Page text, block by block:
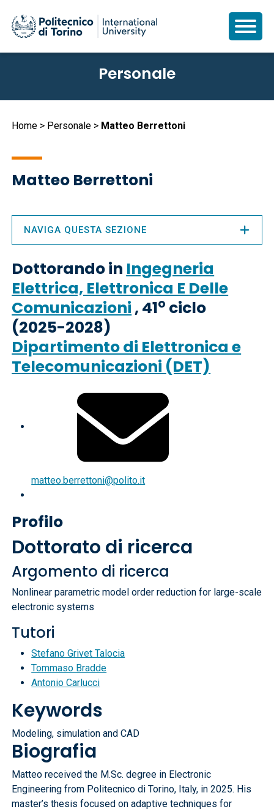
principale
Personale
Briciole
Home Personale Matteo Berrettoni
Matteo Berrettoni
Dottorando in Ingegneria
Elettrica, Elettronica E Delle
Comunicazioni , 41o ciclo
(2025-2028)
Dipartimento di Elettronica e
Telecomunicazioni (DET)
matteo.berrettoni@polito.it
Profilo
Dottorato di ricerca
Argomento di ricerca
Nonlinear parametric model order reduction for large-scale
electronic systems
Tutori
Stefano Grivet Talocia
Tommaso Bradde
Antonio Carlucci
Keywords
Modeling, simulation and CAD
Biografia
Matteo received the M.Sc. degree in Electronic
Engineering from Politecnico di Torino, Italy, in 2025. His
master’s thesis focused on adaptive techniques for
NAVIGA QUESTA SEZIONE